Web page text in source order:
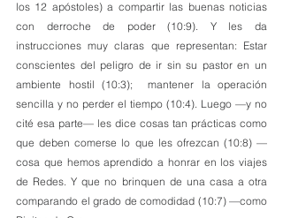
los 12 apóstoles) a compartir las buenas noticias
con derroche de poder (10:9). Y les da
instrucciones muy claras que representan: Estar
conscientes del peligro de ir sin su pastor en un
ambiente hostil (10:3);  mantener la operación
sencilla y no perder el tiempo (10:4). Luego —y no
cité esa parte— les dice cosas tan prácticas como
que deben comerse lo que les ofrezcan (10:8) —
cosa que hemos aprendido a honrar en los viajes
de Redes. Y que no brinquen de una casa a otra
comparando el grado de comodidad (10:7) —como